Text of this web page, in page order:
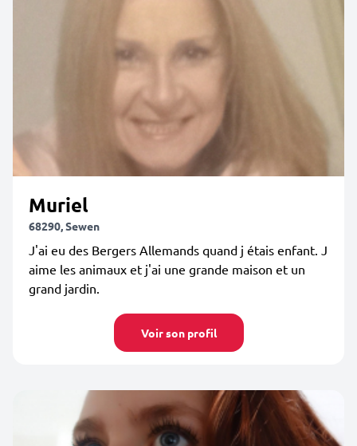
Muriel
68290, Sewen
J'ai eu des Bergers Allemands quand j étais enfant. J
aime les animaux et j'ai une grande maison et un
grand jardin.
Voir son profil